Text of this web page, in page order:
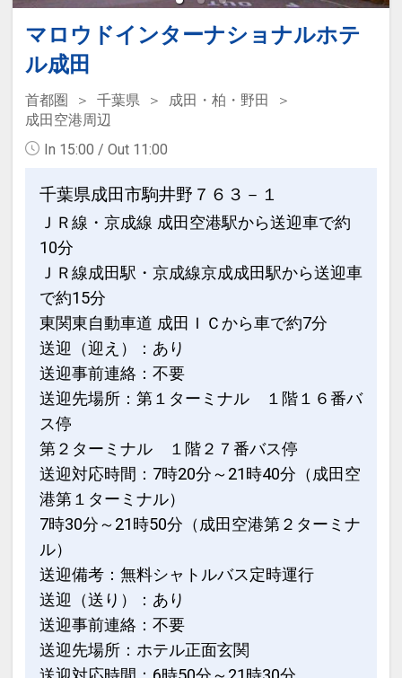
マロウドインターナショナルホテ
ル成田
首都圏 千葉県
成田・柏・野田
成田空港周辺
In 15:00 / Out 11:00
千葉県成田市駒井野７６３－１
ＪＲ線・京成線 成田空港駅から送迎車で約
10分
ＪＲ線成田駅・京成線京成成田駅から送迎車
で約15分
東関東自動車道 成田ＩＣから車で約7分
送迎（迎え）：あり
送迎事前連絡：不要
送迎先場所：第１ターミナル １階１６番バ
ス停
第２ターミナル １階２７番バス停
送迎対応時間：7時20分～21時40分（成田空
港第１ターミナル）
7時30分～21時50分（成田空港第２ターミナ
ル）
送迎備考：無料シャトルバス定時運行
送迎（送り）：あり
送迎事前連絡：不要
送迎先場所：ホテル正面玄関